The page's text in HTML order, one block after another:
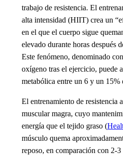
trabajo de resistencia. El
alta intensidad (HIIT) crea un
en el que el cuerpo sigue
elevado durante horas después
Este fenómeno, denominado
oxígeno tras el ejercicio, puede
metabólica entre un 6 y un 15%
El entrenamiento de resistencia
muscular magra, cuyo
energía que el tejido graso (
músculo quema
reposo, en comparación con 2-